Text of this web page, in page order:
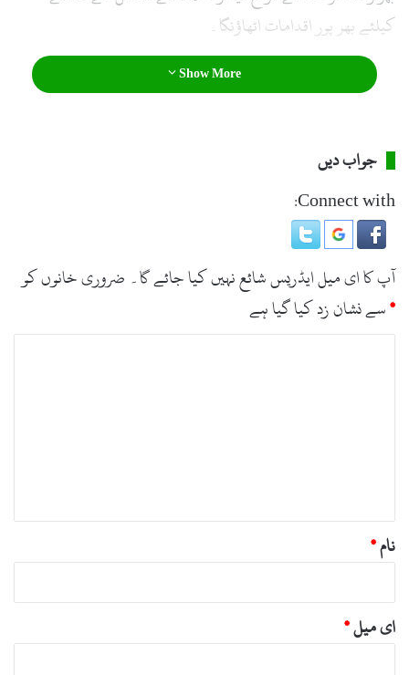
کیلئے بھر پور اقدامات اٹھاؤنگا۔
Show More
جواب دیں
Connect with:
آپ کا ای میل ایڈریس شائع نہیں کیا جائے گا۔ ضروری خانوں کو
*سے نشان زد کیا گیا ہے
نام*
ای میل*